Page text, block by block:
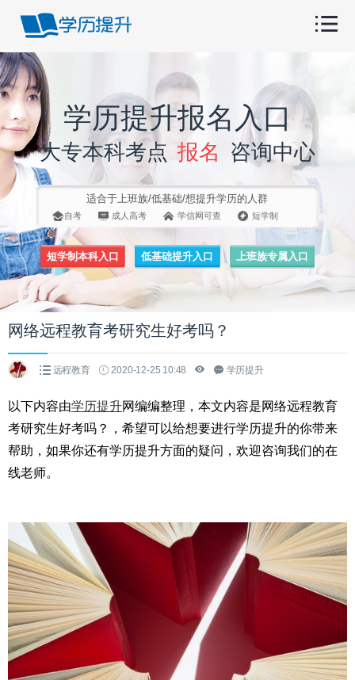
学历提升报名入口
大专本科考点 报名 咨询中心
适合于上班族/低基础/想提升学历的人群
自考 成人高考 学信网可查 短学制
短学制本科入口 低基础提升入口 上班族专属入口
网络远程教育考研究生好考吗？
远程教育 2020-12-25 10:48 学历提升
以下内容由学历提升网编编整理，本文内容是网络远程教育
考研究生好考吗？，希望可以给想要进行学历提升的你带来
帮助，如果你还有学历提升方面的疑问，欢迎咨询我们的在
线老师。